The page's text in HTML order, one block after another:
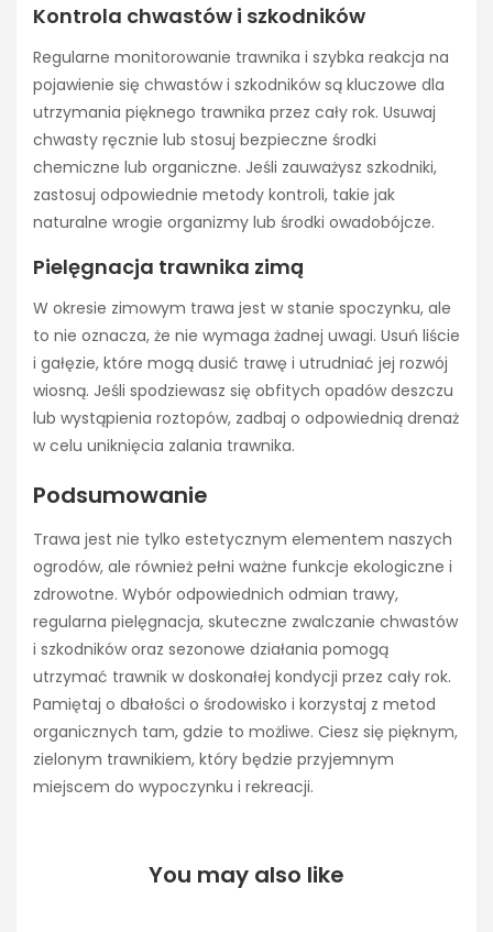
Kontrola chwastów i szkodników
Regularne monitorowanie trawnika i szybka reakcja na
pojawienie się chwastów i szkodników są kluczowe dla
utrzymania pięknego trawnika przez cały rok. Usuwaj
chwasty ręcznie lub stosuj bezpieczne środki
chemiczne lub organiczne. Jeśli zauważysz szkodniki,
zastosuj odpowiednie metody kontroli, takie jak
naturalne wrogie organizmy lub środki owadobójcze.
Pielęgnacja trawnika zimą
W okresie zimowym trawa jest w stanie spoczynku, ale
to nie oznacza, że nie wymaga żadnej uwagi. Usuń liście
i gałęzie, które mogą dusić trawę i utrudniać jej rozwój
wiosną. Jeśli spodziewasz się obfitych opadów deszczu
lub wystąpienia roztopów, zadbaj o odpowiednią drenaż
w celu uniknięcia zalania trawnika.
Podsumowanie
Trawa jest nie tylko estetycznym elementem naszych
ogrodów, ale również pełni ważne funkcje ekologiczne i
zdrowotne. Wybór odpowiednich odmian trawy,
regularna pielęgnacja, skuteczne zwalczanie chwastów
i szkodników oraz sezonowe działania pomogą
utrzymać trawnik w doskonałej kondycji przez cały rok.
Pamiętaj o dbałości o środowisko i korzystaj z metod
organicznych tam, gdzie to możliwe. Ciesz się pięknym,
zielonym trawnikiem, który będzie przyjemnym
miejscem do wypoczynku i rekreacji.
You may also like